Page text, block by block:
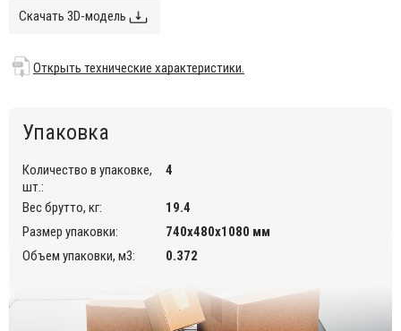
Информация по уходу:прозрачные стулья можно протирать
также им подобные) средства.
Скачать 3D-модель
Открыть технические характеристики.
Упаковка
Количество в упаковке,
шт.:
4
Вес брутто, кг:
19.4
Размер упаковки:
740х480х1080 мм
Объем упаковки, м3:
0.372